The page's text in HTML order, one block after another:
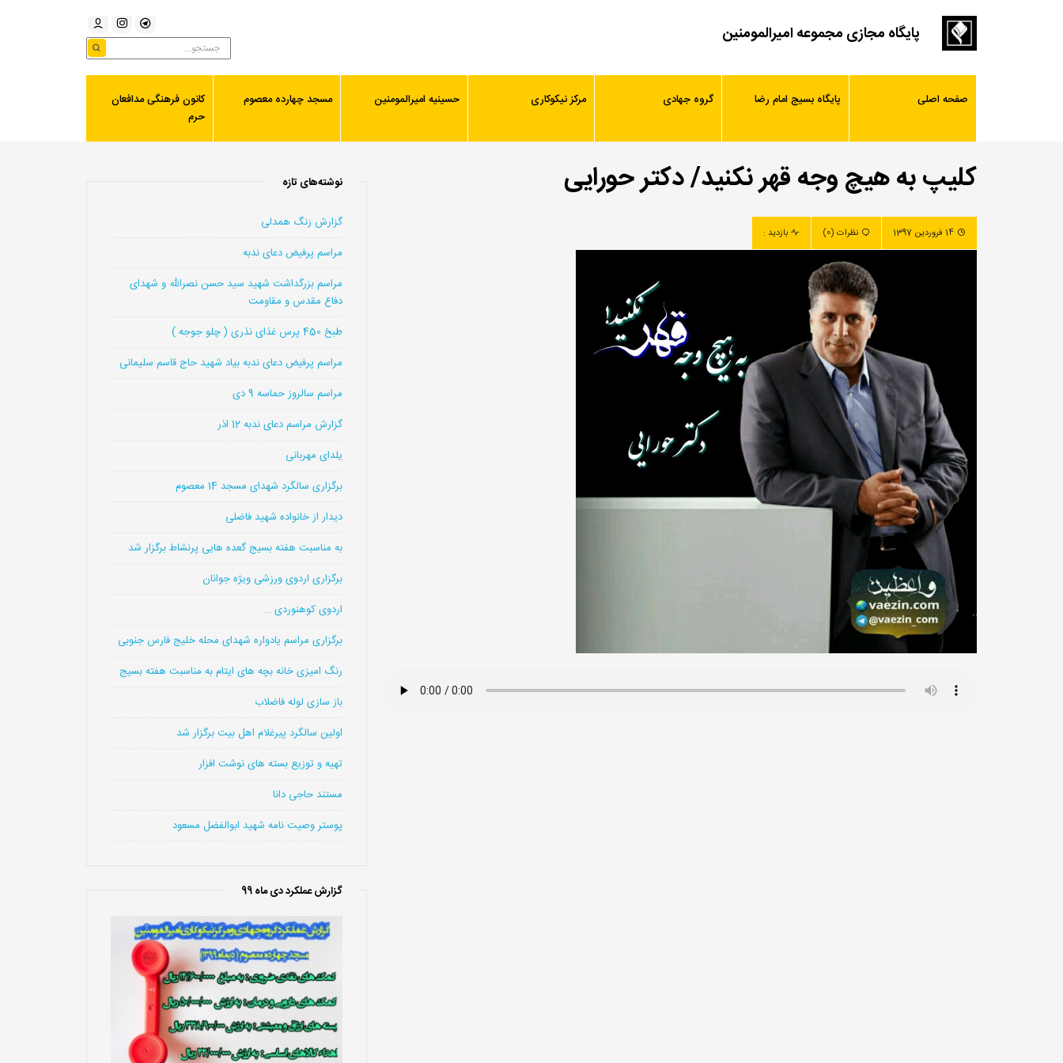
پایگاه مجازی مجموعه امیرالمومنین
صفحه اصلی پایگاه بسیج امام رضا گروه جهادی مرکز نیکوکاری حسینیه امیرالمومنین مسجد چهارده معصوم
کانون فرهنگی مدافعان
حرم
کلیپ به هیچ وجه قهر نکنید/ دکتر حورایی
14 فروردین 1397 نظرات (0) بازدید :
نوشته‌های تازه
گزارش زنگ همدلی
مراسم پرفیض دعای ندبه
مراسم بزرگداشت شهید سید حسن نصرالله و شهدای
دفاع مقدس و مقاومت
طبخ 450 پرس غذای نذری ( چلو جوجه )
مراسم پرفیض دعای ندبه بیاد شهید حاج قاسم سلیمانی
مراسم سالروز حماسه 9 دی
گزارش مراسم دعای ندبه 12 اذر
یلدای مهربانی
برگزاری سالگرد شهدای مسجد 14 معصوم
دیدار از خانواده شهید فاضلی
به مناسبت هفته بسیج گعده هایی پرنشاط برگزار شد
برگزاری اردوی ورزشی ویژه جوانان
اردوی کوهنوردی …
برگزاری مراسم یادواره شهدای محله خلیج فارس جنوبی
رنگ امیزی خانه بچه های ایتام به مناسبت هفته بسیج
باز سازی لوله فاضلاب
اولین سالگرد پیرغلام اهل بیت برگزار شد
تهیه و توزیع بسته های نوشت افزار
مستند حاجی دانا
پوستر وصیت نامه شهید ابوالفضل مسعود
گزارش عملکرد دی ماه 99